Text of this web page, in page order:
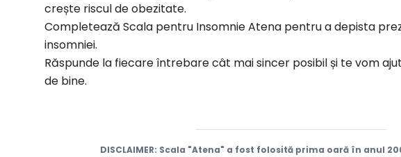
crește riscul de obezitate.
Completează Scala pentru Insomnie Atena pentru a depista
insomniei.
Răspunde la fiecare întrebare cât mai sincer posibil și te vom
de bine.
DISCLAIMER: Scala "Atena" a fost folosită prima oară în anul